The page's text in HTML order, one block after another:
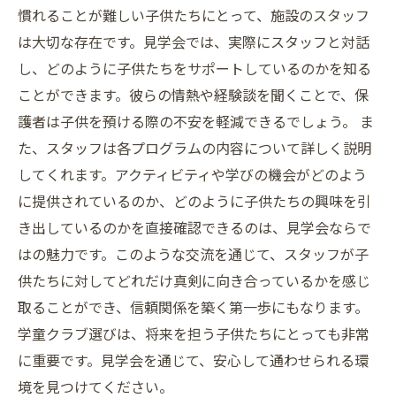
慣れることが難しい子供たちにとって、施設のスタッフ
は大切な存在です。見学会では、実際にスタッフと対話
し、どのように子供たちをサポートしているのかを知る
ことができます。彼らの情熱や経験談を聞くことで、保
護者は子供を預ける際の不安を軽減できるでしょう。 ま
た、スタッフは各プログラムの内容について詳しく説明
してくれます。アクティビティや学びの機会がどのよう
に提供されているのか、どのように子供たちの興味を引
き出しているのかを直接確認できるのは、見学会ならで
はの魅力です。このような交流を通じて、スタッフが子
供たちに対してどれだけ真剣に向き合っているかを感じ
取ることができ、信頼関係を築く第一歩にもなります。
学童クラブ選びは、将来を担う子供たちにとっても非常
に重要です。見学会を通じて、安心して通わせられる環
境を見つけてください。